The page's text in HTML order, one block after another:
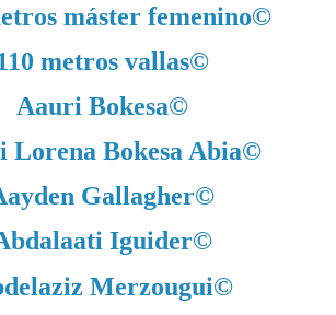
máster femenino©
metros vallas©
Aauri Bokesa©
Lorena Bokesa Abia©
Gallagher©
Iguider©
Merzougui©